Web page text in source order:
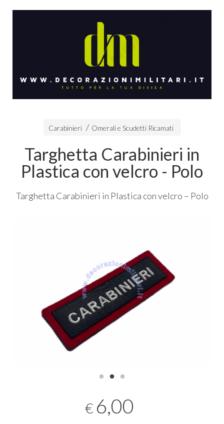
Carabinieri Omerali e Scudetti Ricamati
Targhetta Carabinieri in
Plastica con velcro - Polo
Targhetta Carabinieri in Plastica con velcro – Polo
€ 6,00